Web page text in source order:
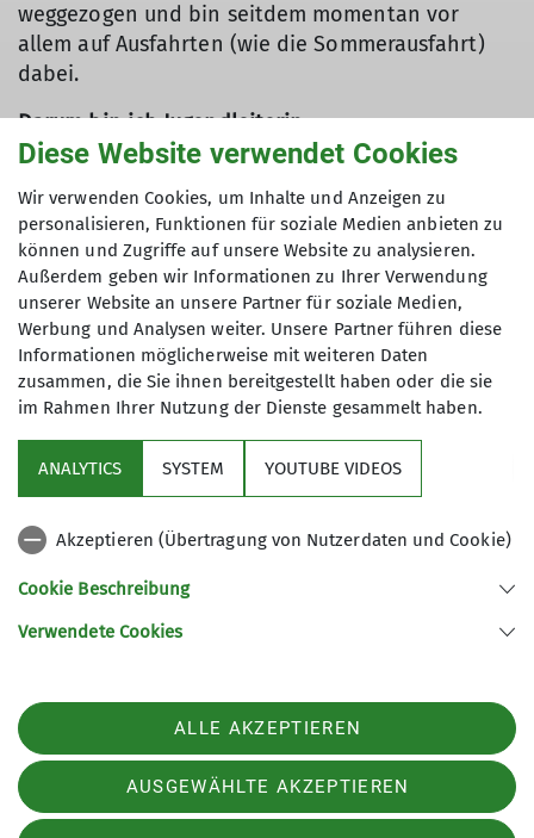
weggezogen und bin seitdem momentan vor
allem auf Ausfahrten (wie die Sommerausfahrt)
dabei.
Darum bin ich Jugendleiterin
Ich liebe Berge und so ziemlich alles, was man so
und probiere Neues, und gebe mein Wissen dann
auch mit Freude weiter. Gemeinsame Erlebnisse
draußen in der Natur sind für mich sehr wertvoll
und ich bin Jugendleiterin geworden, um auch
anderen jungen Menschen diese Erlebnisse zu
ermöglichen.
Sektion
Akademische Sektion München des Deutschen Alpenvereins e.V.
Kohlbeckstraße 3D
85221 Dachau
Telefon +4917645938106
Diese Website verwendet Cookies
Wir verwenden Cookies, um Inhalte und Anzeigen zu
personalisieren, Funktionen für soziale Medien anbieten zu
können und Zugriffe auf unsere Website zu analysieren.
Außerdem geben wir Informationen zu Ihrer Verwendung
unserer Website an unsere Partner für soziale Medien,
Werbung und Analysen weiter. Unsere Partner führen diese
Informationen möglicherweise mit weiteren Daten
zusammen, die Sie ihnen bereitgestellt haben oder die sie
im Rahmen Ihrer Nutzung der Dienste gesammelt haben.
ANALYTICS SYSTEM YOUTUBE VIDEOS
Akzeptieren (Übertragung von Nutzerdaten und Cookie)
Cookie Beschreibung
Verwendete Cookies
ALLE AKZEPTIEREN
AUSGEWÄHLTE AKZEPTIEREN